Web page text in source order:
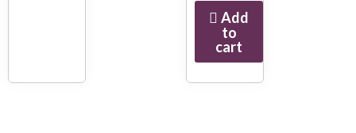
Add
to
cart